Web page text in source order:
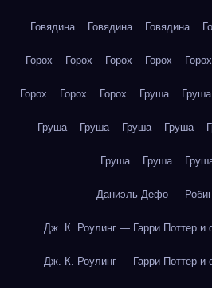
Говядина Говядина Говядина
Горох Горох Горох Горох Горох
Горох Горох Горох Груша Груша
Груша Груша Груша Груша
Груша Груша
Даниэль Дефо —
Дж. К. Роулинг — Гарри Поттер и
Дж. К. Роулинг — Гарри Поттер и